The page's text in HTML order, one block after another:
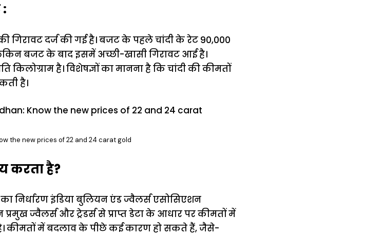
गिरावट दर्ज की गई है। बजट के पहले चांदी के रेट 90,000
बजट के बाद इसमें अच्छी-खासी गिरावट आई है।
किलोग्राम है। विशेषज्ञों का मानना है कि चांदी की कीमतों
है।
the new prices of 22 and 24 carat gold
करता है?
निर्धारण इंडिया बुलियन एंड ज्वैलर्स एसोसिएशन
प्रमुख ज्वैलर्स और ट्रेडर्स से प्राप्त डेटा के आधार पर कीमतों में
कीमतों में बदलाव के पीछे कई कारण हो सकते हैं, जैसे-